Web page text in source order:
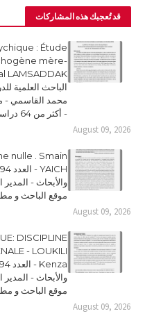
قد تُعجبك هذه المشاركات
: Étude
mère-
الباحث العلمية
محمد القاسمي -
- أكثر من 64 دراسة علمية
August 09, 2026
nulle . Smain
والأبحاث -
موقع الباحث و مطبعة
August 09, 2026
DISCIPLINE
- LOUKILI
والأبحاث -
موقع الباحث و مطبعة
August 09, 2026